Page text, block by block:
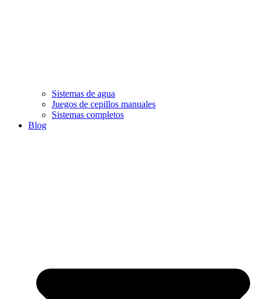
Sistemas de agua
Juegos de cepillos manuales
Sistemas completos
Blog